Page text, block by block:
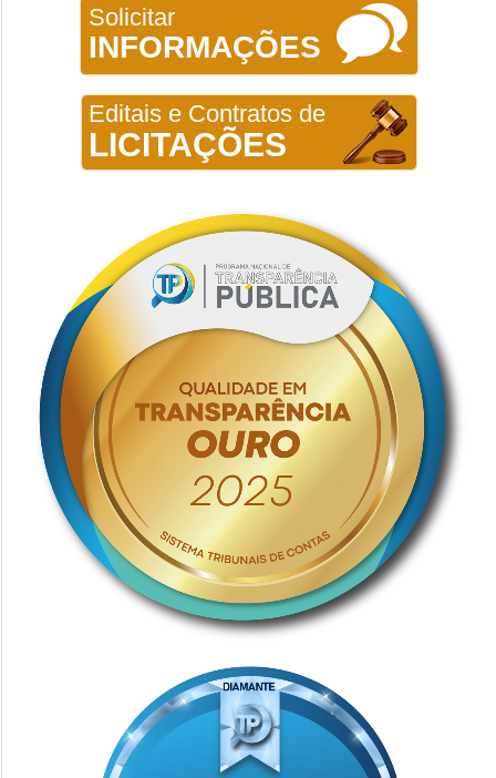
Solicitar
INFORMAÇÕES
Editais e Contratos de
LICITAÇÕES